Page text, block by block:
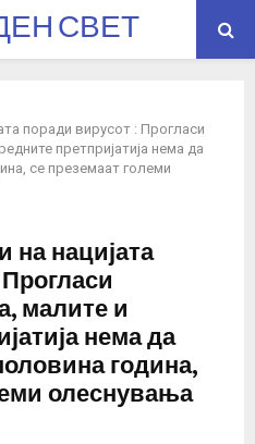
СВЕТ
поради вирусот : Прогласи
претпријатија нема да
се преземаат големи
на нацијата
малите и
нема да
година,
олеснувања